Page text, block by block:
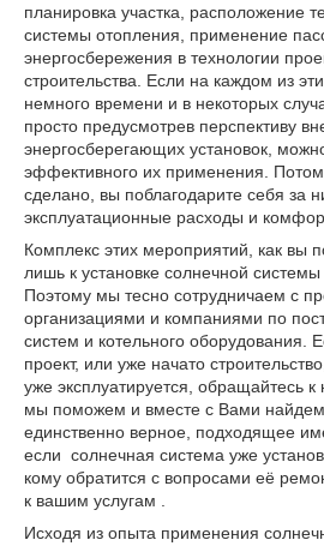
планировка участка, расположение
системы отопления, применение
энергосбережения в технологии
строительства. Если на каждом из
немного времени и в некоторых
просто предусмотрев перспективу
энергосберегающих установок,
эффективного их применения.
сделано, вы поблагодарите себя за
эксплуатационные расходы и
Комплекс этих мероприятий, как вы
лишь к установке солнечной системы
Поэтому мы тесно сотрудничаем с
организациями и компаниями по
систем и котельного оборудования.
проект, или уже начато
уже эксплуатируется, обращайтесь
мы поможем и вместе с Вами
единственно верное, подходящее
если солнечная система уже
кому обратится с вопросами её
к вашим услугам .
Исходя из опыта применения